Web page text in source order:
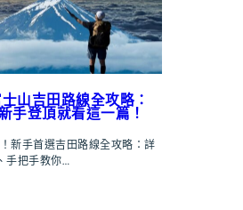
山吉田路線全攻略：
手登頂就看這一篇！
新手首選吉田路線全攻略：詳
手把手教你…